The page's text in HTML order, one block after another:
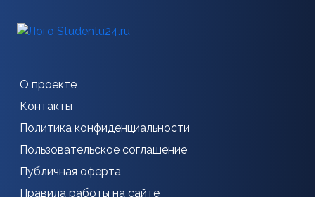
О проекте
Контакты
Политика конфиденциальности
Пользовательское соглашение
Публичная оферта
Правила работы на сайте